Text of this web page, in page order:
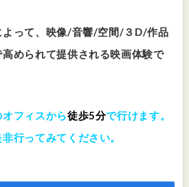
よって、映像/音響/空間/３D/作品
められて提供される映画体験で
フィスから徒歩5分で行けます。
行ってみてください。